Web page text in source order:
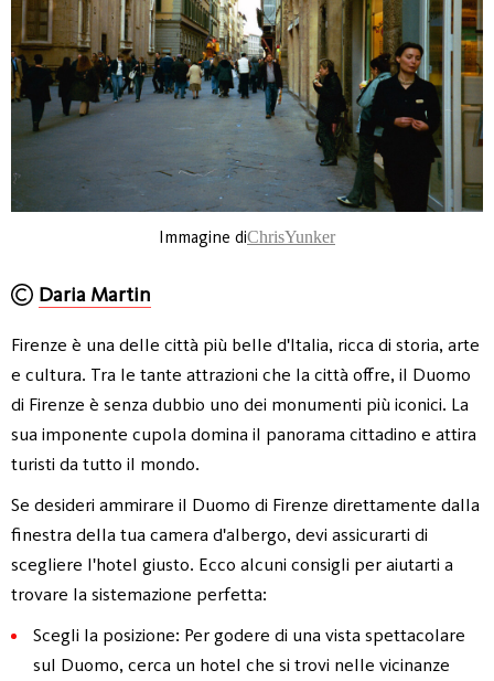
Immagine diChrisYunker
Daria Martin
Firenze è una delle città più belle d'Italia, ricca di storia, arte
e cultura. Tra le tante attrazioni che la città offre, il Duomo
di Firenze è senza dubbio uno dei monumenti più iconici. La
sua imponente cupola domina il panorama cittadino e attira
turisti da tutto il mondo.
Se desideri ammirare il Duomo di Firenze direttamente dalla
finestra della tua camera d'albergo, devi assicurarti di
scegliere l'hotel giusto. Ecco alcuni consigli per aiutarti a
trovare la sistemazione perfetta:
Scegli la posizione: Per godere di una vista spettacolare
sul Duomo, cerca un hotel che si trovi nelle vicinanze